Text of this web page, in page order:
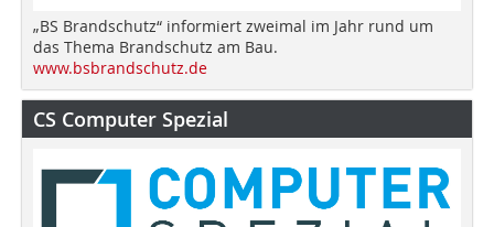
„BS Brandschutz“ informiert zweimal im Jahr rund um
das Thema Brandschutz am Bau.
www.bsbrandschutz.de
CS Computer Spezial